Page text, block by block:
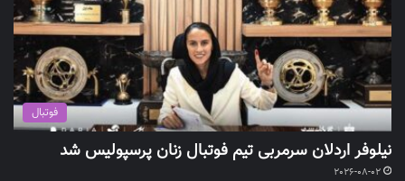
فوتبال
نیلوفر اردلان سرمربی تیم فوتبال زنان پرسپولیس شد
2026-08-02